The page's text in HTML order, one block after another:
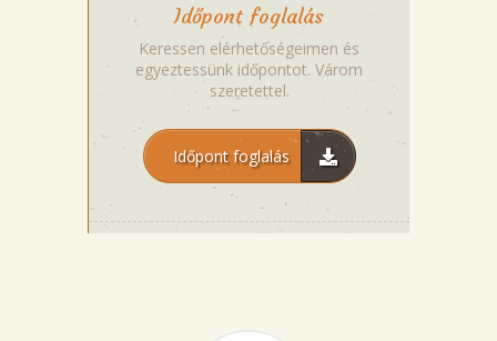
Időpont foglalás
Keressen elérhetőségeimen és
egyeztessünk időpontot. Várom
szeretettel.
Időpont foglalás